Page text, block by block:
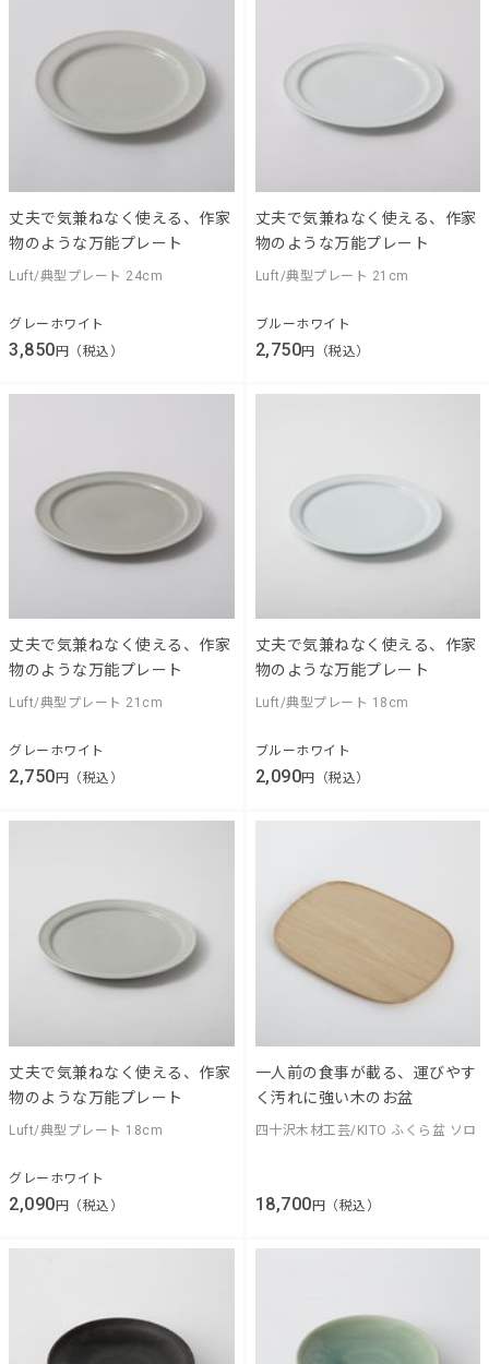
丈夫で気兼ねなく使える、作家
物のような万能プレート
Luft/典型プレート 24cm
グレーホワイト
3,850円（税込）
丈夫で気兼ねなく使える、作家
物のような万能プレート
Luft/典型プレート 21cm
ブルーホワイト
2,750円（税込）
丈夫で気兼ねなく使える、作家
物のような万能プレート
Luft/典型プレート 21cm
グレーホワイト
2,750 円（税込）
丈夫で気兼ねなく使える、作家
物のような万能プレート
Luft/典型プレート 18cm
ブルーホワイト
2,090円（税込）
丈夫で気兼ねなく使える、作家
物のような万能プレート
Luft/典型プレート 18cm
グレーホワイト
2,090円（税込）
一人前の食事が載る、運びやす
く汚れに強い木のお盆
四十沢木材工芸/KITO ふくら盆 ソロ
18,700円（税込）